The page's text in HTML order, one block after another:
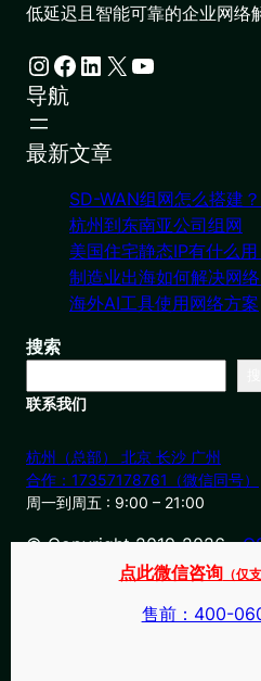
低延迟且智能可靠的企业网络
Instagram Facebook LinkedIn X YouTube
导航
最新文章
SD-WAN组网怎么搭建
杭州到东南亚公司组网
美国住宅静态IP有什么用
制造业出海如何解决网
海外AI工具使用网络方案
搜索
联系我们
杭州（总部） 北京 长沙 广州
合作：17357178761（微信同号）
周一到周五 : 9:00 – 21:00
© Copyright 2019-2026・
点此微信咨询 （仅
售前：400-